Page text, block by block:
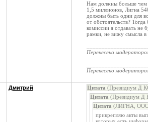
Нам должны больше чем
1,5 миллионов, Лигна
должны быть одни для
от обстоятельств?
комиссии я отдавать не
рамки, не вижу смысла в
Перенесено
Перенесено
Дмитрий Цитата (Президиум Д
Цитата (Президиум Д
Цитата (ЛИГНА, ООО
прикрепляю акты